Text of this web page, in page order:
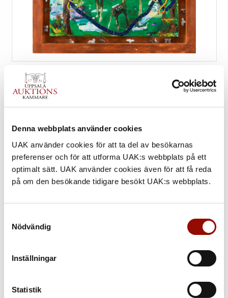
Denna webbplats använder cookies
UAK använder cookies för att ta del av besökarnas
preferenser och för att utforma UAK:s webbplats på ett
optimalt sätt. UAK använder cookies även för att få reda
på om den besökande tidigare besökt UAK:s webbplats.
Nödvändig
Inställningar
Statistik
1033. ERNST BILLGREN
UTROP
€ 18.000 - 28.000
KLUBBAT PRIS
Ernst Billgren
(född 1957). ”Mor och barn”. Signerad och daterad